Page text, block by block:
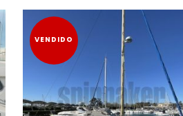
VENDIDO